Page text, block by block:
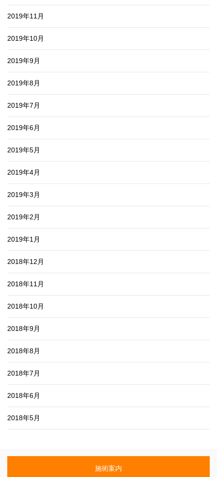
2019年11月
2019年10月
2019年9月
2019年8月
2019年7月
2019年6月
2019年5月
2019年4月
2019年3月
2019年2月
2019年1月
2018年12月
2018年11月
2018年10月
2018年9月
2018年8月
2018年7月
2018年6月
2018年5月
施術案内